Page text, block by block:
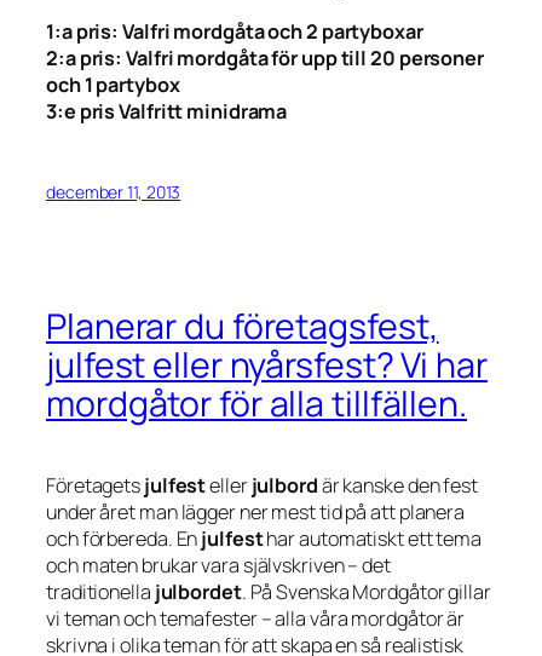
1:a pris: Valfri mordgåta och 2 partyboxar
2:a pris: Valfri mordgåta för upp till 20 personer
och 1 partybox
3:e pris Valfritt minidrama
december 11, 2013
Planerar du företagsfest,
julfest eller nyårsfest? Vi har
mordgåtor för alla tillfällen.
Företagetsjulfestellerjulbordär kanske den fest
under året man lägger ner mest tid på att planera
och förbereda. Enjulfesthar automatiskt ett tema
och maten brukar vara självskriven – det
traditionella julbordet. På Svenska Mordgåtor gillar
vi teman och temafester – alla våra mordgåtor är
skrivna i olika teman för att skapa en så realistisk